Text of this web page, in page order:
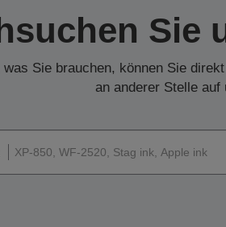
Sie
Sie brauchen, können Sie
an anderer Stelle